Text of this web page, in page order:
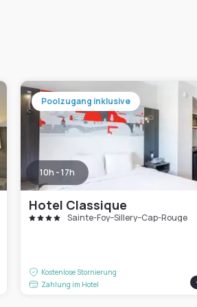
Poolzugang inklusive
10h - 17h
Hotel Classique
Sainte-Foy–Sillery–Cap-Rouge
Kostenlose Stornierung
Zahlung im Hotel